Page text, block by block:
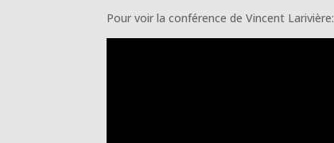
Pour voir la conférence de Vincent Larivière: